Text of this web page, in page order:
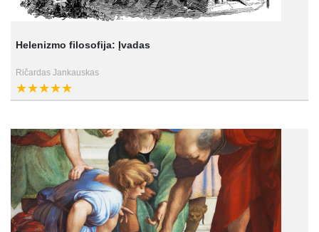
Helenizmo filosofija: Įvadas
Ričardas Jankauskas